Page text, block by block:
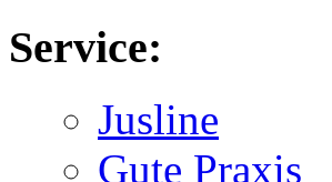
Service:
Jusline
Gute Praxis